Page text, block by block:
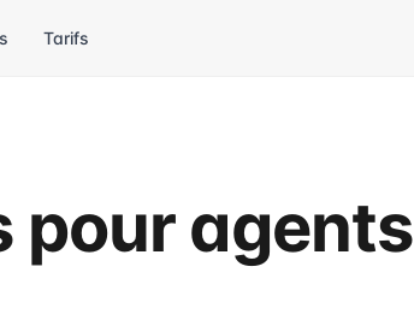
Tarifs
pour agents